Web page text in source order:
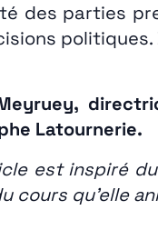
des parties
Latournerie.
est inspiré
cours qu’elle